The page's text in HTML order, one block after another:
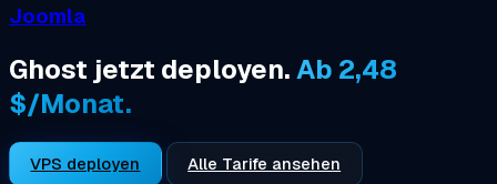
Joomla
Ghost jetzt deployen.Ab 2,48
$/Monat.
VPS deployen Alle Tarife ansehen